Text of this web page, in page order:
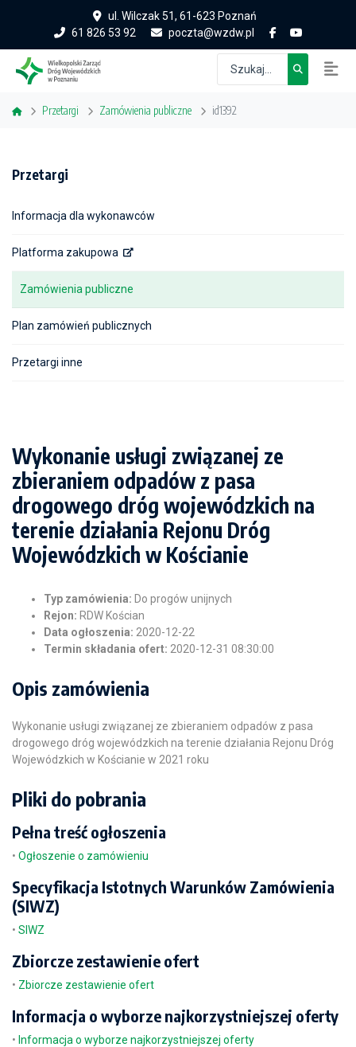
ul. Wilczak 51, 61-623 Poznań
61 826 53 92
poczta@wzdw.pl
Przetargi Zamówienia publiczne id1392
Przetargi
Informacja dla wykonawców
Platforma zakupowa
Zamówienia publiczne
Plan zamówień publicznych
Przetargi inne
Wykonanie usługi związanej ze
zbieraniem odpadów z pasa
drogowego dróg wojewódzkich na
terenie działania Rejonu Dróg
Wojewódzkich w Kościanie
Typ zamówienia: Do progów unijnych
Rejon: RDW Kościan
Data ogłoszenia: 2020-12-22
Termin składania ofert: 2020-12-31 08:30:00
Opis zamówienia
Wykonanie usługi związanej ze zbieraniem odpadów z pasa
drogowego dróg wojewódzkich na terenie działania Rejonu Dróg
Wojewódzkich w Kościanie w 2021 roku
Pliki do pobrania
Pełna treść ogłoszenia
• Ogłoszenie o zamówieniu
Specyfikacja Istotnych Warunków Zamówienia
(SIWZ)
• SIWZ
Zbiorcze zestawienie ofert
• Zbiorcze zestawienie ofert
Informacja o wyborze najkorzystniejszej oferty
• Informacja o wyborze najkorzystniejszej oferty